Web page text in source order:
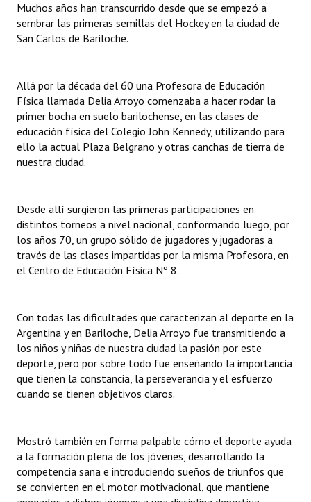
Noticias Destacadas
Registros y Distinciones
Premio al Mérito - Registro
Audiencias Públicas - Registro
Mujeres que Dejaron Huellas - Registro
Ciudadano Ilustre - Registro
Banca del Vecino - Registro
Huéspedes de Honor - Registro
Reconocimientos - Registro
Bariloche, Municipio intercultural
Entrega de distinciones
Muchos años han transcurrido desde que se empezó a
sembrar las primeras semillas del Hockey en la ciudad de
San Carlos de Bariloche.
Allá por la década del 60 una Profesora de Educación
Física llamada Delia Arroyo comenzaba a hacer rodar la
primer bocha en suelo barilochense, en las clases de
educación física del Colegio John Kennedy, utilizando para
ello la actual Plaza Belgrano y otras canchas de tierra de
nuestra ciudad.
Desde allí surgieron las primeras participaciones en
distintos torneos a nivel nacional, conformando luego, por
los años 70, un grupo sólido de jugadores y jugadoras a
través de las clases impartidas por la misma Profesora, en
el Centro de Educación Física Nº 8.
Con todas las dificultades que caracterizan al deporte en la
Argentina y en Bariloche, Delia Arroyo fue transmitiendo a
los niños y niñas de nuestra ciudad la pasión por este
deporte, pero por sobre todo fue enseñando la importancia
que tienen la constancia, la perseverancia y el esfuerzo
cuando se tienen objetivos claros.
Mostró también en forma palpable cómo el deporte ayuda
a la formación plena de los jóvenes, desarrollando la
competencia sana e introduciendo sueños de triunfos que
se convierten en el motor motivacional, que mantiene